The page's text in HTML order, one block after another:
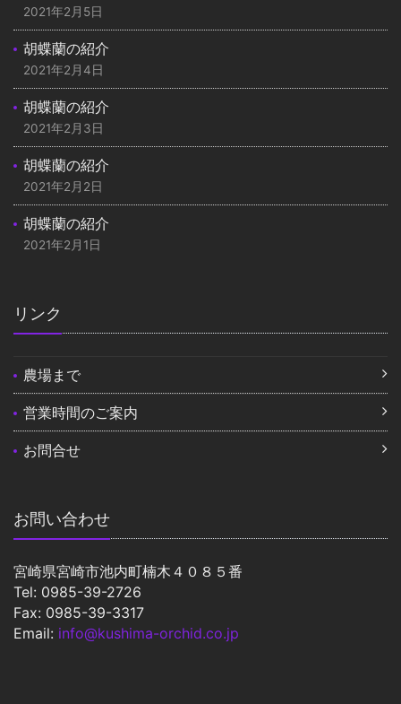
2021年2月5日
胡蝶蘭の紹介
2021年2月4日
胡蝶蘭の紹介
2021年2月3日
胡蝶蘭の紹介
2021年2月2日
胡蝶蘭の紹介
2021年2月1日
リンク
農場まで
営業時間のご案内
お問合せ
お問い合わせ
宮崎県宮崎市池内町楠木４０８５番
Tel: 0985-39-2726
Fax: 0985-39-3317
Email: info@kushima-orchid.co.jp